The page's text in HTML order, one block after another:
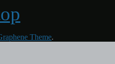
Theme.